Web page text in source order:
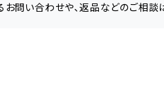
問い合わせや、返品などのご相談